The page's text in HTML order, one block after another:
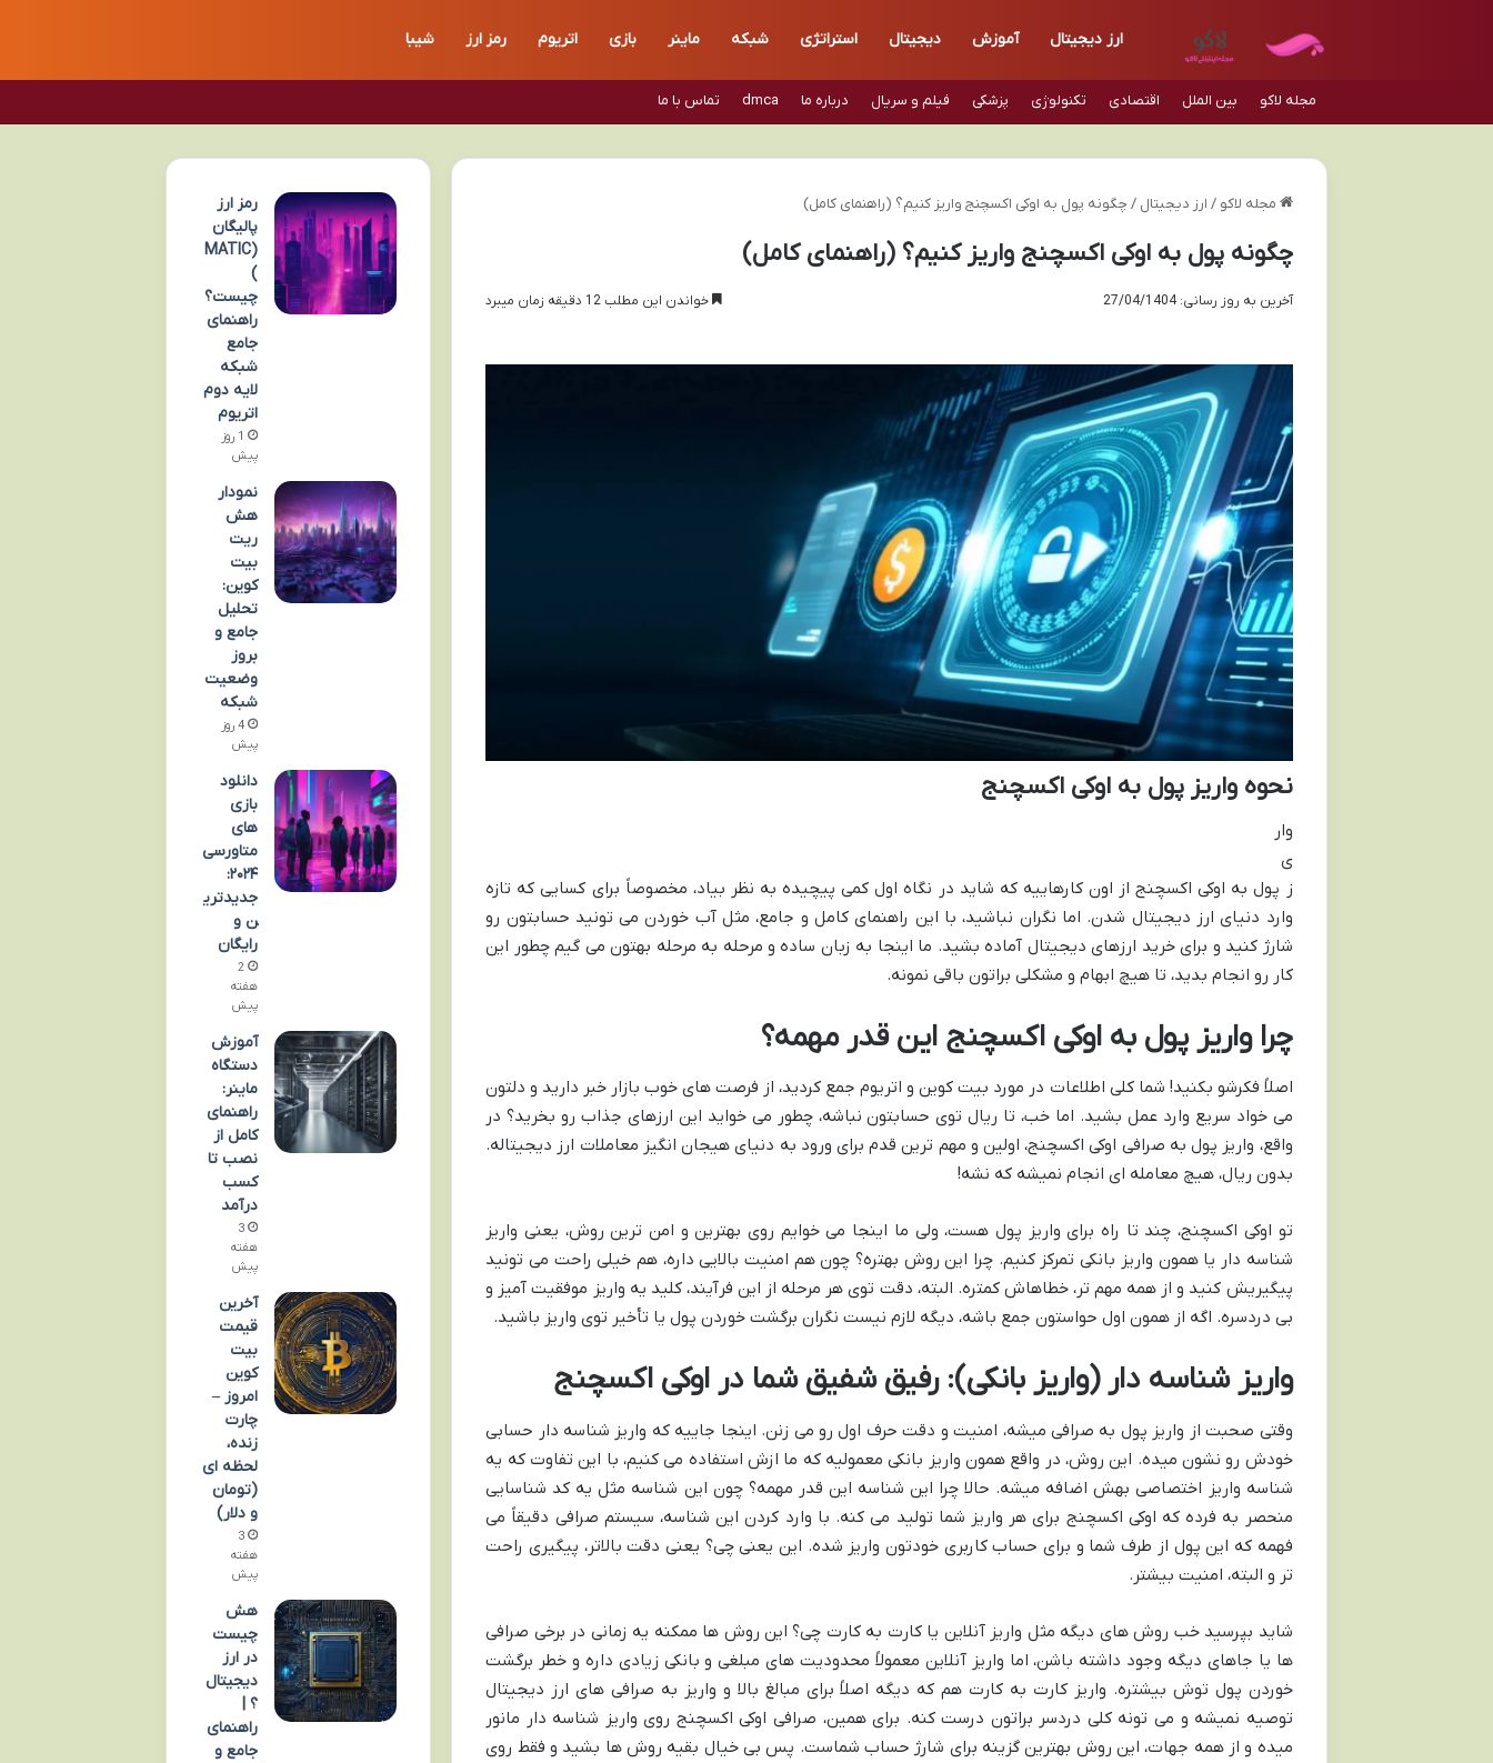
ارز دیجیتال آموزش دیجیتال استراتژی شبکه ماینر بازی اتریوم رمز ارز شیبا
مجله لاکو بین الملل اقتصادی تکنولوژی پزشکی فیلم و سریال درباره ما dmca تماس با ما
مجله لاکو / ارز دیجیتال / چگونه پول به اوکی اکسچنج واریز کنیم؟ (راهنمای کامل)
چگونه پول به اوکی اکسچنج واریز کنیم؟ (راهنمای کامل)
آخرین به روز رسانی: 27/04/1404 خواندن این مطلب 12 دقیقه زمان میبرد
نحوه واریز پول به اوکی اکسچنج
وار
ی
ز پول به اوکی اکسچنج از اون کارهاییه که شاید در نگاه اول کمی پیچیده به نظر بیاد، مخصوصاً برای کسایی که تازه
وارد دنیای ارز دیجیتال شدن. اما نگران نباشید، با این راهنمای کامل و جامع، مثل آب خوردن می تونید حسابتون رو
شارژ کنید و برای خرید ارزهای دیجیتال آماده بشید. ما اینجا به زبان ساده و مرحله به مرحله بهتون می گیم چطور این
کار رو انجام بدید، تا هیچ ابهام و مشکلی براتون باقی نمونه.
چرا واریز پول به اوکی اکسچنج این قدر مهمه؟
اصلاً فکرشو بکنید! شما کلی اطلاعات در مورد بیت کوین و اتریوم جمع کردید، از فرصت های خوب بازار خبر دارید و دلتون
می خواد سریع وارد عمل بشید. اما خب، تا ریال توی حسابتون نباشه، چطور می خواید این ارزهای جذاب رو بخرید؟ در
واقع، واریز پول به صرافی اوکی اکسچنج، اولین و مهم ترین قدم برای ورود به دنیای هیجان انگیز معاملات ارز دیجیتاله.
بدون ریال، هیچ معامله ای انجام نمیشه که نشه!
تو اوکی اکسچنج، چند تا راه برای واریز پول هست، ولی ما اینجا می خوایم روی بهترین و امن ترین روش، یعنی واریز
شناسه دار یا همون واریز بانکی تمرکز کنیم. چرا این روش بهتره؟ چون هم امنیت بالایی داره، هم خیلی راحت می تونید
پیگیریش کنید و از همه مهم تر، خطاهاش کمتره. البته، دقت توی هر مرحله از این فرآیند، کلید یه واریز موفقیت آمیز و
بی دردسره. اگه از همون اول حواستون جمع باشه، دیگه لازم نیست نگران برگشت خوردن پول یا تأخیر توی واریز باشید.
واریز شناسه دار (واریز بانکی): رفیق شفیق شما در اوکی اکسچنج
وقتی صحبت از واریز پول به صرافی میشه، امنیت و دقت حرف اول رو می زنن. اینجا جاییه که واریز شناسه دار حسابی
خودش رو نشون میده. این روش، در واقع همون واریز بانکی معمولیه که ما ازش استفاده می کنیم، با این تفاوت که یه
شناسه واریز اختصاصی بهش اضافه میشه. حالا چرا این شناسه این قدر مهمه؟ چون این شناسه مثل یه کد شناسایی
منحصر به فرده که اوکی اکسچنج برای هر واریز شما تولید می کنه. با وارد کردن این شناسه، سیستم صرافی دقیقاً می
فهمه که این پول از طرف شما و برای حساب کاربری خودتون واریز شده. این یعنی چی؟ یعنی دقت بالاتر، پیگیری راحت
تر و البته، امنیت بیشتر.
شاید بپرسید خب روش های دیگه مثل واریز آنلاین یا کارت به کارت چی؟ این روش ها ممکنه یه زمانی در برخی صرافی
ها یا جاهای دیگه وجود داشته باشن، اما واریز آنلاین معمولاً محدودیت های مبلغی و بانکی زیادی داره و خطر برگشت
خوردن پول توش بیشتره. واریز کارت به کارت هم که دیگه اصلاً برای مبالغ بالا و واریز به صرافی های ارز دیجیتال
توصیه نمیشه و می تونه کلی دردسر براتون درست کنه. برای همین، صرافی اوکی اکسچنج روی واریز شناسه دار مانور
میده و از همه جهات، این روش بهترین گزینه برای شارژ حساب شماست. پس بی خیال بقیه روش ها بشید و فقط روی
رمز ارز
پالیگان
(MATIC
)
چیست؟
راهنمای
جامع
شبکه
لایه دوم
اتریوم
1 روز
پیش
نمودار
هش
ریت
بیت
کوین:
تحلیل
جامع و
بروز
وضعیت
شبکه
4 روز
پیش
دانلود
بازی
های
متاورسی
۲۰۲۴:
جدیدتری
ن و
رایگان
2
هفته
پیش
آموزش
دستگاه
ماینر:
راهنمای
کامل از
نصب تا
کسب
درآمد
3
هفته
پیش
آخرین
قیمت
بیت
کوین
امروز –
چارت
زنده،
لحظه ای
(تومان
و دلار)
3
هفته
پیش
هش
چیست
در ارز
دیجیتال
؟ |
راهنمای
جامع و